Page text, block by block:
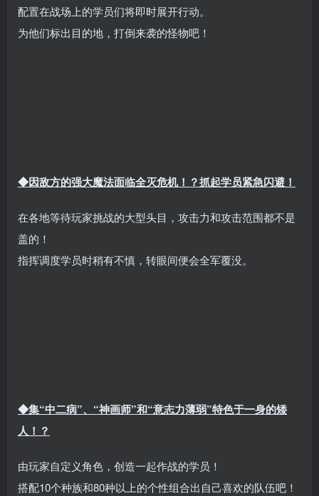
配置在战场上的学员们将即时展开行动。
为他们标出目的地，打倒来袭的怪物吧！
◆因敌方的强大魔法面临全灭危机！？抓起学员紧急闪避！
在各地等待玩家挑战的大型头目，攻击力和攻击范围都不是
盖的！
指挥调度学员时稍有不慎，转眼间便会全军覆没。
◆集“中二病”、“神画师”和“意志力薄弱”特色于一身的矮
人！？
由玩家自定义角色，创造一起作战的学员！
搭配10个种族和80种以上的个性组合出自己喜欢的队伍吧！